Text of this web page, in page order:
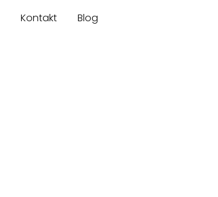
Kontakt Blog